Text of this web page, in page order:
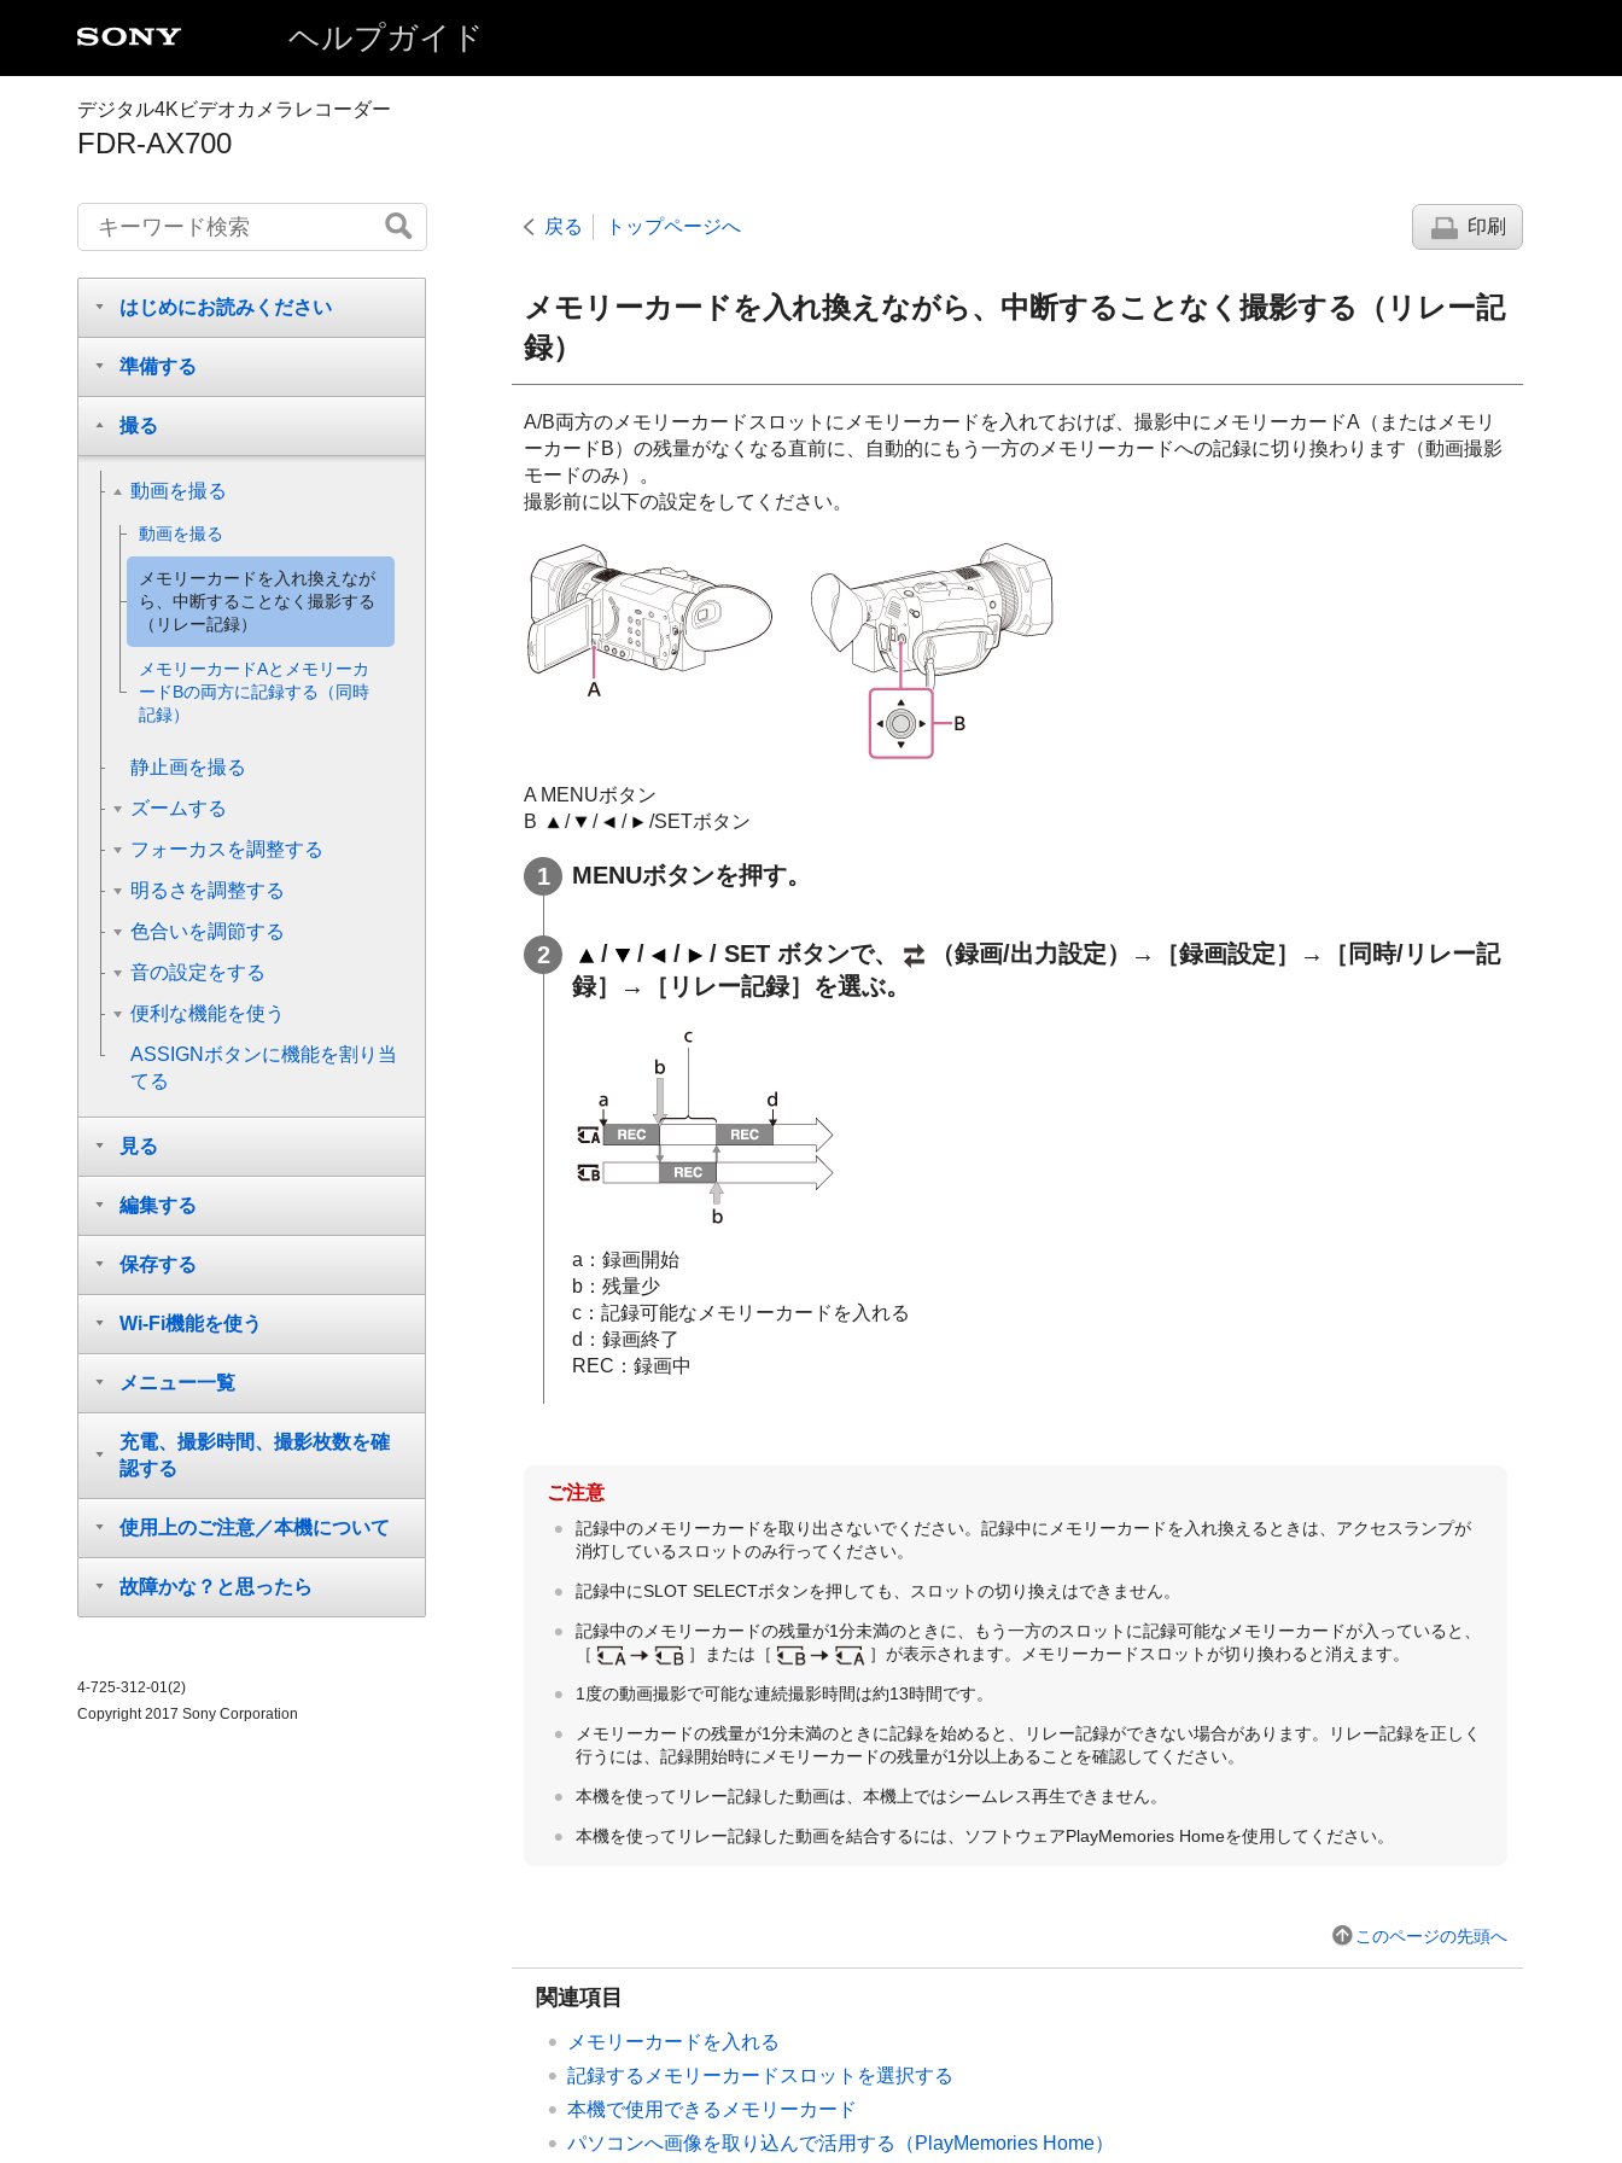
ヘルプガイド
デジタル4Kビデオカメラレコーダー
FDR-AX700
戻る トップページへ 印刷
メモリーカードを入れ換えながら、中断することなく撮影する（リレー記
録）
A/B両方のメモリーカードスロットにメモリーカードを入れておけば、撮影中にメモリーカードA（またはメモリ
ーカードB）の残量がなくなる直前に、自動的にもう一方のメモリーカードへの記録に切り換わります（動画撮影
モードのみ）。
撮影前に以下の設定をしてください。
A MENUボタン
B
/ / / /SETボタン
MENUボタンを押す。
/ / / / SET ボタンで、
（録画/出力設定）→［録画設定］→［同時/リレー記
録］→［リレー記録］を選ぶ。
a：録画開始
b：残量少
c：記録可能なメモリーカードを入れる
d：録画終了
REC：録画中
ご注意
記録中のメモリーカードを取り出さないでください。記録中にメモリーカードを入れ換えるときは、アクセスランプが
消灯しているスロットのみ行ってください。
記録中にSLOT SELECTボタンを押しても、スロットの切り換えはできません。
記録中のメモリーカードの残量が1分未満のときに、もう一方のスロットに記録可能なメモリーカードが入っていると、
［
］または［ ］が表示されます。メモリーカードスロットが切り換わると消えます。
1度の動画撮影で可能な連続撮影時間は約13時間です。
メモリーカードの残量が1分未満のときに記録を始めると、リレー記録ができない場合があります。リレー記録を正しく
行うには、記録開始時にメモリーカードの残量が1分以上あることを確認してください。
本機を使ってリレー記録した動画は、本機上ではシームレス再生できません。
本機を使ってリレー記録した動画を結合するには、ソフトウェアPlayMemories Homeを使用してください。
このページの先頭へ
関連項目
メモリーカードを入れる
記録するメモリーカードスロットを選択する
本機で使用できるメモリーカード
パソコンへ画像を取り込んで活用する（PlayMemories Home）
はじめにお読みください
準備する
撮る
動画を撮る
動画を撮る
メモリーカードを入れ換えなが
ら、中断することなく撮影する
（リレー記録）
メモリーカードAとメモリーカ
ードBの両方に記録する（同時
記録）
静止画を撮る
ズームする
フォーカスを調整する
明るさを調整する
色合いを調節する
音の設定をする
便利な機能を使う
ASSIGNボタンに機能を割り当
てる
見る
編集する
保存する
Wi-Fi機能を使う
メニュー一覧
充電、撮影時間、撮影枚数を確
認する
使用上のご注意／本機について
故障かな？と思ったら
4-725-312-01(2)
Copyright 2017 Sony Corporation